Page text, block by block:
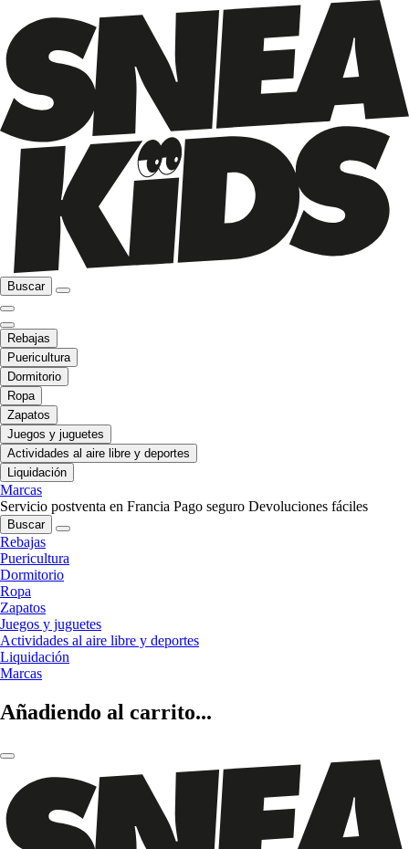
Buscar
Rebajas
Puericultura
Dormitorio
Ropa
Zapatos
Juegos y juguetes
Actividades al aire libre y deportes
Liquidación
Marcas
Servicio postventa en Francia Pago seguro Devoluciones fáciles
Buscar
Rebajas
Puericultura
Dormitorio
Ropa
Zapatos
Juegos y juguetes
Actividades al aire libre y deportes
Liquidación
Marcas
Añadiendo al carrito...